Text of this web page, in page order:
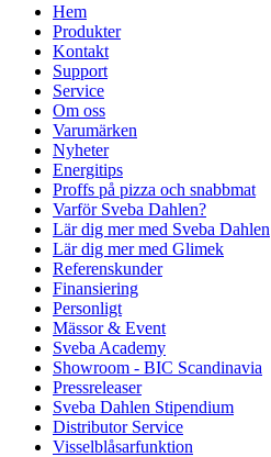
Hem
Produkter
Kontakt
Support
Service
Om oss
Varumärken
Nyheter
Energitips
Proffs på pizza och snabbmat
Varför Sveba Dahlen?
Lär dig mer med Sveba Dahlen
Lär dig mer med Glimek
Referenskunder
Finansiering
Personligt
Mässor & Event
Sveba Academy
Showroom - BIC Scandinavia
Pressreleaser
Sveba Dahlen Stipendium
Distributor Service
Visselblåsarfunktion